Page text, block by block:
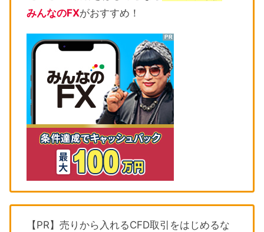
みんなのFXがおすすめ！
【PR】売りから入れるCFD取引をはじめるな